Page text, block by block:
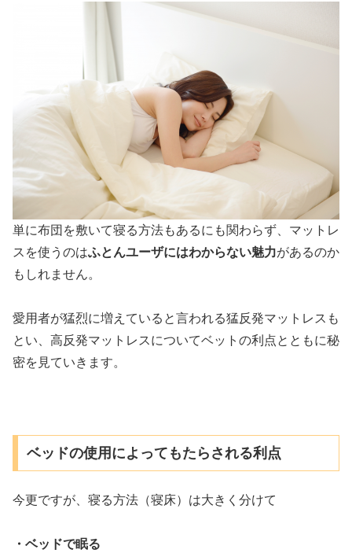
単に布団を敷いて寝る方法もあるにも関わらず、マットレ
スを使うのはふとんユーザにはわからない魅力があるのか
もしれません。
愛用者が猛烈に増えていると言われる猛反発マットレスも
とい、高反発マットレスについてベットの利点とともに秘
密を見ていきます。
ベッドの使用によってもたらされる利点
今更ですが、寝る方法（寝床）は大きく分けて
・ベッドで眠る